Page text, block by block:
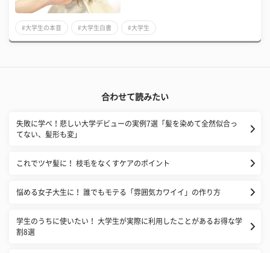
#大学生の本音 #大学生白書 #大学生
合わせて読みたい
失敗に学べ！悲しい大学デビューの実例7選「髪を染めて全然似合っ
てない、髪形も変」
これでツヤ髪に！ 枝毛をなくすケアのポイント
悩める女子大生に！ 誰でもモテる「雰囲気カワイイ」の作り方
学生のうちに使いたい！ 大学生が実際に利用したことがあるお得な学
割8選